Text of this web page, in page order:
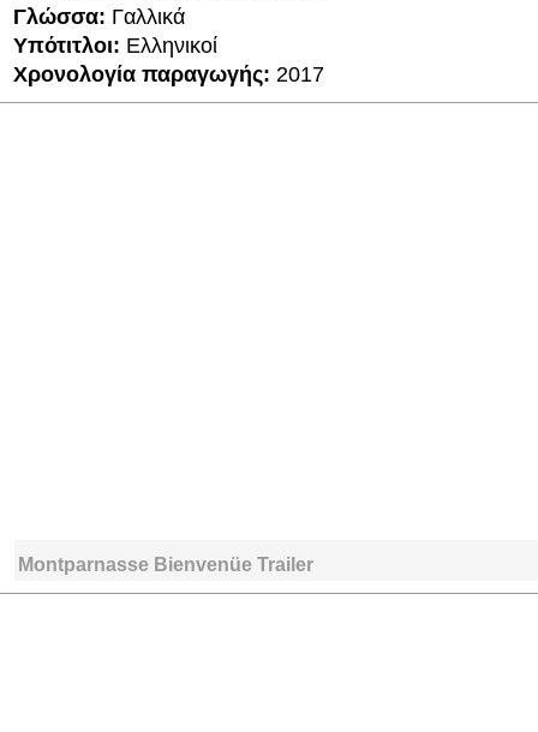
Γλώσσα: Γαλλικά
Υπότιτλοι: Ελληνικοί
Χρονολογία παραγωγής: 2017
Montparnasse Bienvenüe Trailer